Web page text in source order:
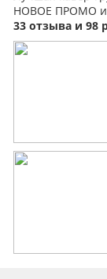
НОВОЕ ПРОМО и
33 отзыва и 98